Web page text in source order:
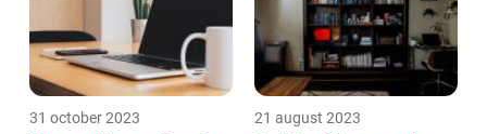
31 october 2023 21 august 2023